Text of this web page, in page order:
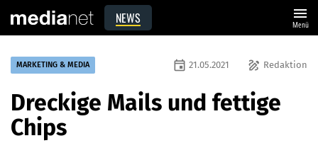
NEWS menu
Menü
MARKETING & MEDIA draw Redaktion
event 21.05.2021
Dreckige Mails und fettige
Chips